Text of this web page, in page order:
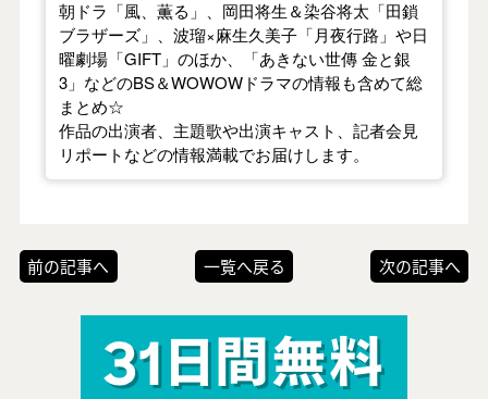
朝ドラ「風、薫る」、岡田将生＆染谷将太「田鎖
ブラザーズ」、波瑠×麻生久美子「月夜行路」や日
曜劇場「GIFT」のほか、「あきない世傳 金と銀
3」などのBS＆WOWOWドラマの情報も含めて総
まとめ☆
作品の出演者、主題歌や出演キャスト、記者会見
リポートなどの情報満載でお届けします。
前の記事へ 一覧へ戻る 次の記事へ